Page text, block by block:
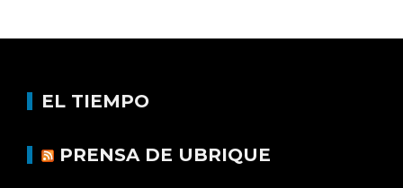
EL TIEMPO
PRENSA DE UBRIQUE